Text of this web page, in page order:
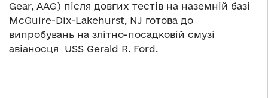
Gear, AAG) після довгих тестів на наземній базі
McGuire-Dix-Lakehurst, NJ готова до
випробувань на злітно-посадковій смузі
авіаносця USS Gerald R. Ford.